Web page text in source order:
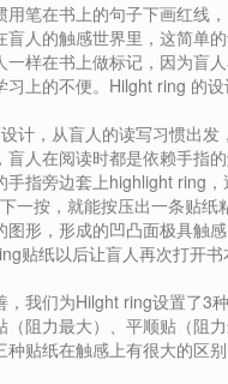
用笔在书上的句子下画红线
盲人的触感世界里，这简单
一样在书上做标记，因为盲
习上的不便。Hilght ring 的
计，从盲人的读写习惯出发
盲人在阅读时都是依赖手指
手指旁边套上highlight ring
一按，就能按压出一条贴纸
图形，形成的凹凸面极具触
贴纸以后让盲人再次打开
，我们为Hilght ring设置了3
（阻力最大）、平顺贴（阻
种贴纸在触感上有很大的区